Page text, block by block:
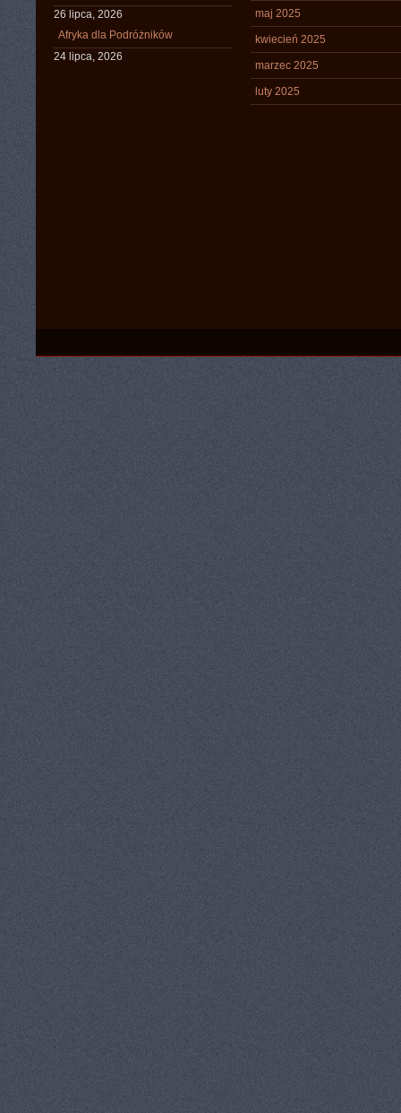
26 lipca, 2026
Afryka dla Podróżników
24 lipca, 2026
maj 2025
kwiecień 2025
marzec 2025
luty 2025